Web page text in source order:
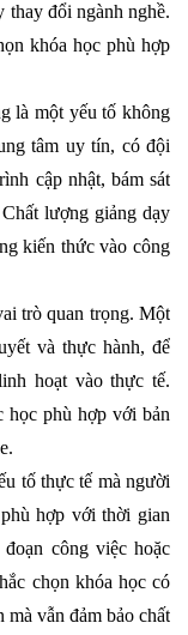
thay đổi ngành nghề.
khóa học phù hợp
là một yếu tố không
tâm uy tín, có đội
cập nhật, bám sát
lượng giảng dạy
kiến thức vào công
trò quan trọng. Một
và thực hành, để
hoạt vào thực tế.
học phù hợp với bản
tố thực tế mà người
hợp với thời gian
công việc hoặc
chọn khóa học có
vẫn đảm bảo chất